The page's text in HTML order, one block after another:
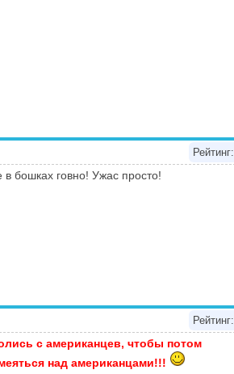
Рейтинг:
бошках говно! Ужас просто!
Рейтинг:
с американцев, чтобы потом
над американцами!!!